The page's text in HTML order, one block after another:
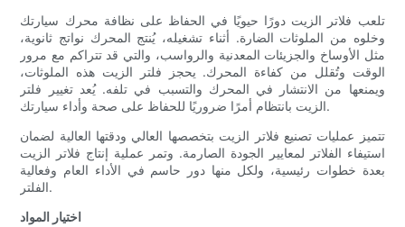
تلعب فلاتر الزيت دورًا حيويًا في الحفاظ على نظافة محرك سيارتك
وخلوه من الملوثات الضارة. أثناء تشغيله، يُنتج المحرك نواتج ثانوية،
مثل الأوساخ والجزيئات المعدنية والرواسب، والتي قد تتراكم مع مرور
الوقت وتُقلل من كفاءة المحرك. يحجز فلتر الزيت هذه الملوثات،
ويمنعها من الانتشار في المحرك والتسبب في تلفه. يُعد تغيير فلتر
الزيت بانتظام أمرًا ضروريًا للحفاظ على صحة وأداء سيارتك.
تتميز عمليات تصنيع فلاتر الزيت بتخصصها العالي ودقتها العالية لضمان
استيفاء الفلاتر لمعايير الجودة الصارمة. وتمر عملية إنتاج فلاتر الزيت
بعدة خطوات رئيسية، ولكل منها دور حاسم في الأداء العام وفعالية
الفلتر.
اختيار المواد